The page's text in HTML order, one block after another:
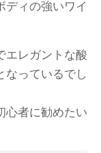
ディの強いワイ
エレガントな酸
なっているでし
心者に勧めたい